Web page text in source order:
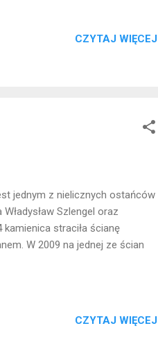
CZYTAJ WIĘCEJ
jednym z nielicznych ostańców
Szlengel oraz
straciła ścianę
W 2009 na jednej ze ścian
CZYTAJ WIĘCEJ